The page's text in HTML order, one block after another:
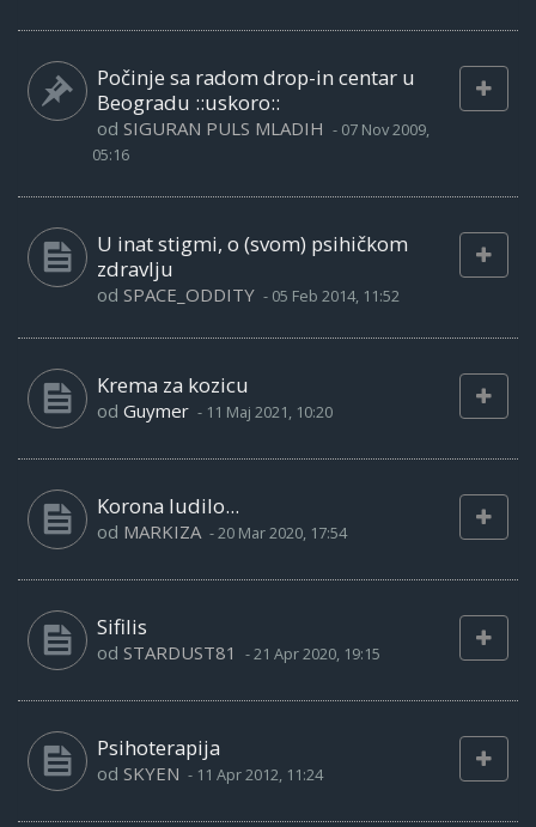
Počinje sa radom drop-in centar u
Beogradu ::uskoro::
od SIGURAN PULS MLADIH - 07 Nov 2009,
05:16
U inat stigmi, o (svom) psihičkom
zdravlju
od SPACE_ODDITY - 05 Feb 2014, 11:52
Krema za kozicu
od Guymer - 11 Maj 2021, 10:20
Korona ludilo...
od MARKIZA -20 Mar 2020, 17:54
Sifilis
od STARDUST81 -21 Apr 2020, 19:15
Psihoterapija
od SKYEN - 11 Apr 2012, 11:24